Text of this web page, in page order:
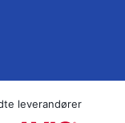
leverandører